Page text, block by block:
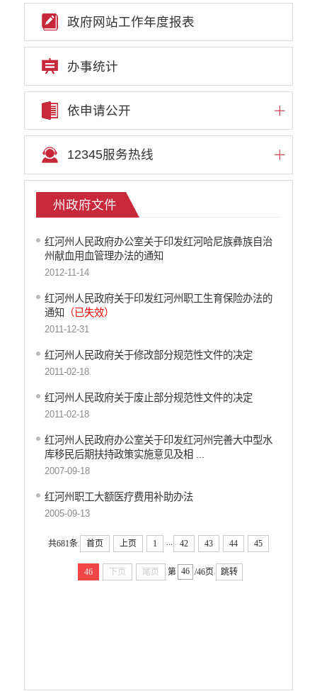
重大决策预公开
重大决策听证事项
权责清单
行政事项
部门信息公开基本目录
重大项目
重点领域责任部门信息公开
政府网站工作年度报表
办事统计
依申请公开
12345服务热线
州政府文件
红河州人民政府办公室关于印发红河哈尼族彝族自治
州献血用血管理办法的通知
2012-11-14
红河州人民政府关于印发红河州职工生育保险办法的
通知
（已失效）
2011-12-31
红河州人民政府关于修改部分规范性文件的决定
2011-02-18
红河州人民政府关于废止部分规范性文件的决定
2011-02-18
红河州人民政府办公室关于印发红河州完善大中型水
库移民后期扶持政策实施意见及相 ...
2007-09-18
红河州职工大额医疗费用补助办法
2005-09-13
共681条 首页 上页 1 ... 42 43 44 45
46 下页 尾页 第 /46页 跳转